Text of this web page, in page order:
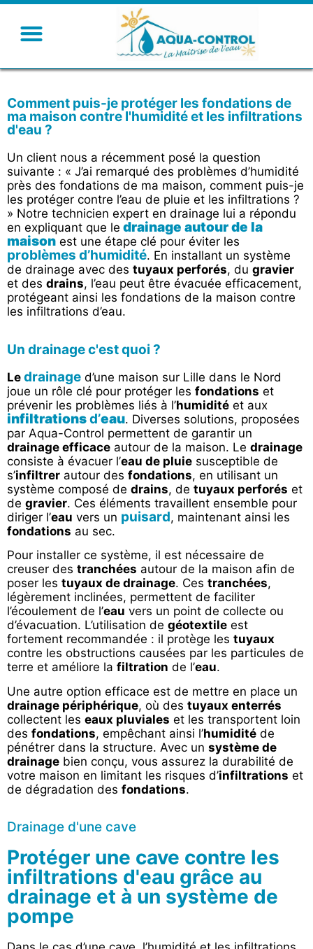
Comment puis-je protéger les fondations de
ma maison contre l'humidité et les infiltrations
d'eau ?
Un client nous a récemment posé la question
suivante : « J’ai remarqué des problèmes d’humidité
près des fondations de ma maison, comment puis-je
les protéger contre l’eau de pluie et les infiltrations ?
» Notre technicien expert en drainage lui a répondu
en expliquant que le drainage autour de la
maison est une étape clé pour éviter les
problèmes d’humidité. En installant un système
de drainage avec des tuyaux perforés, du gravier
et des drains, l’eau peut être évacuée efficacement,
protégeant ainsi les fondations de la maison contre
les infiltrations d’eau.
Un drainage c'est quoi ?
Le drainage d’une maison sur Lille dans le Nord
joue un rôle clé pour protéger les fondations et
prévenir les problèmes liés à l’humidité et aux
infiltrationsd’eau. Diverses solutions, proposées
par Aqua-Control permettent de garantir un
drainage efficace autour de la maison. Le drainage
consiste à évacuer l’eau de pluie susceptible de
s’infiltrer autour des fondations, en utilisant un
système composé de drains, de tuyaux perforés et
de gravier. Ces éléments travaillent ensemble pour
diriger l’eau vers un puisard, maintenant ainsi les
fondations au sec.
Pour installer ce système, il est nécessaire de
creuser des tranchées autour de la maison afin de
poser les tuyaux de drainage. Ces tranchées,
légèrement inclinées, permettent de faciliter
l’écoulement de l’eau vers un point de collecte ou
d’évacuation. L’utilisation de géotextile est
fortement recommandée : il protège les tuyaux
contre les obstructions causées par les particules de
terre et améliore la filtration de l’eau.
Une autre option efficace est de mettre en place un
drainage périphérique, où des tuyaux enterrés
collectent les eaux pluviales et les transportent loin
des fondations, empêchant ainsi l’humidité de
pénétrer dans la structure. Avec un système de
drainage bien conçu, vous assurez la durabilité de
votre maison en limitant les risques d’infiltrations et
de dégradation des fondations.
Drainage d'une cave
Protéger une cave contre les
infiltrations d'eau grâce au
drainage et à un système de
pompe